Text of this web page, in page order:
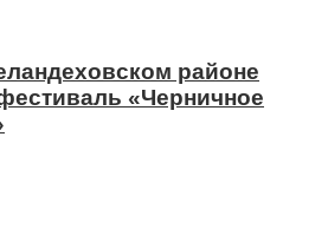
районе
«Черничное